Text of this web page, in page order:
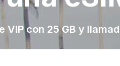
VIP con 25 GB y